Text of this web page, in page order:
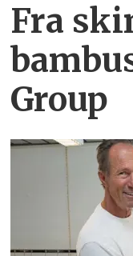
Fra
Group